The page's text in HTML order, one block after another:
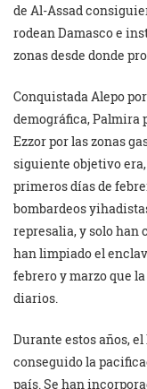
de Al-Assad
rodean Damasco e
zonas desde donde
Conquistada Alepo
demográfica, Palmira
Ezzor por las zonas
siguiente objetivo
primeros días de
bombardeos
represalia, y solo han
han limpiado el
febrero y marzo que
diarios.
Durante estos años,
conseguido la
país. Se han